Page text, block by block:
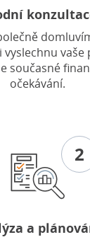
vyslechnu vaše
současné
očekávání.
2
a